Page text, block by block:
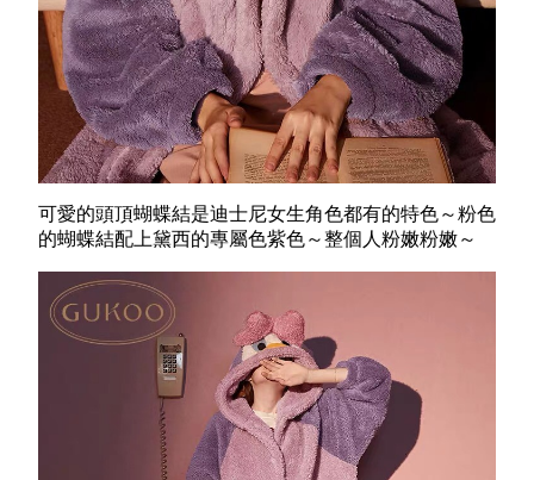
可愛的頭頂蝴蝶結是迪士尼女生角色都有的特色～粉色
的蝴蝶結配上黛西的專屬色紫色～整個人粉嫩粉嫩～